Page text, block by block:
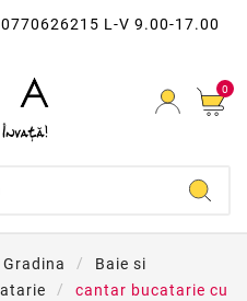
0770626215 L-V 9.00-17.00
0
Gradina
Baie si
cantar bucatarie cu